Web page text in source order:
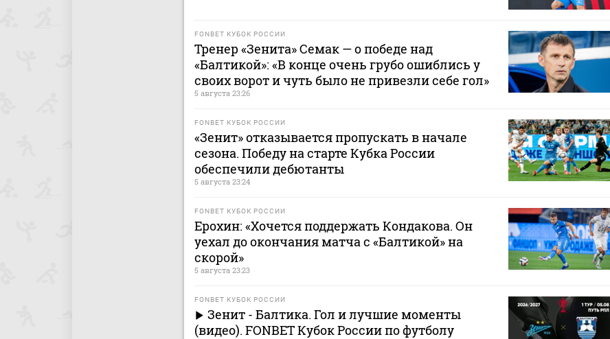
FONBET КУБОК РОССИИ
Тренер «Зенита» Семак — о победе над
«Балтикой»: «В конце очень грубо ошиблись у
своих ворот и чуть было не привезли себе гол»
5 августа 23:26
FONBET КУБОК РОССИИ
«Зенит» отказывается пропускать в начале
сезона. Победу на старте Кубка России
обеспечили дебютанты
5 августа 23:24
FONBET КУБОК РОССИИ
Ерохин: «Хочется поддержать Кондакова. Он
уехал до окончания матча с «Балтикой» на
скорой»
5 августа 23:23
FONBET КУБОК РОССИИ
Зенит - Балтика. Гол и лучшие моменты
(видео). FONBET Кубок России по футболу